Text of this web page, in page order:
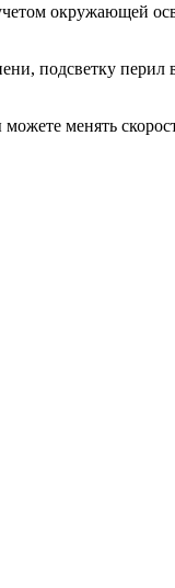
окружающей
подсветку
менять